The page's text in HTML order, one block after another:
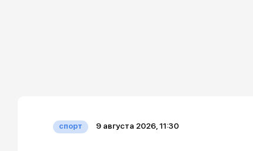
спорт 9 августа 2026, 11:30